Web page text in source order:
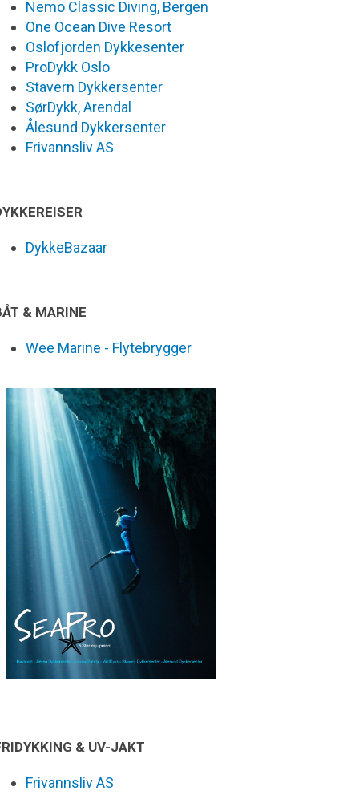
Nemo Classic Diving, Bergen
One Ocean Dive Resort
Oslofjorden Dykkesenter
ProDykk Oslo
Stavern Dykkersenter
SørDykk, Arendal
Ålesund Dykkersenter
Frivannsliv AS
DykkeBazaar
& MARINE
Wee Marine - Flytebrygger
& UV-JAKT
Frivannsliv AS